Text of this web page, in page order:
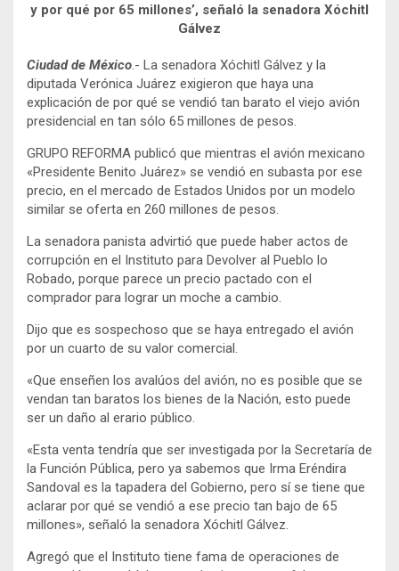
y por qué por 65 millones’, señaló la senadora Xóchitl
Gálvez
Ciudad de México.- La senadora Xóchitl Gálvez y la
diputada Verónica Juárez exigieron que haya una
explicación de por qué se vendió tan barato el viejo avión
presidencial en tan sólo 65 millones de pesos.
GRUPO REFORMA publicó que mientras el avión mexicano
«Presidente Benito Juárez» se vendió en subasta por ese
precio, en el mercado de Estados Unidos por un modelo
similar se oferta en 260 millones de pesos.
La senadora panista advirtió que puede haber actos de
corrupción en el Instituto para Devolver al Pueblo lo
Robado, porque parece un precio pactado con el
comprador para lograr un moche a cambio.
Dijo que es sospechoso que se haya entregado el avión
por un cuarto de su valor comercial.
«Que enseñen los avalúos del avión, no es posible que se
vendan tan baratos los bienes de la Nación, esto puede
ser un daño al erario público.
«Esta venta tendría que ser investigada por la Secretaría de
la Función Pública, pero ya sabemos que Irma Eréndira
Sandoval es la tapadera del Gobierno, pero sí se tiene que
aclarar por qué se vendió a ese precio tan bajo de 65
millones», señaló la senadora Xóchitl Gálvez.
Agregó que el Instituto tiene fama de operaciones de